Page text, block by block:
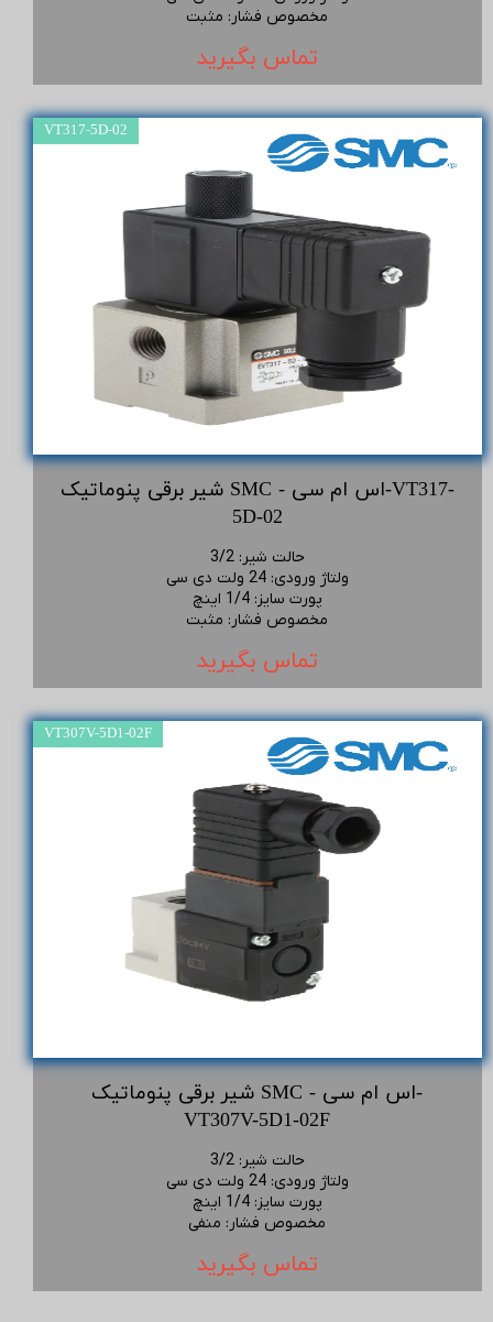
مخصوص فشار: مثبت
تماس بگیرید
شیر برقی پنوماتیک SMC - اس ام سی-VT317-
5D-02
حالت شیر:
3/2
ولتاژ ورودی:24 ولت دی سی
پورت سایز:1/4 اینچ
مخصوص فشار: مثبت
تماس بگیرید
VT317-5D-02
شیر برقی پنوماتیک SMC - اس ام سی-
VT307V-5D1-02F
حالت شیر:
3/2
ولتاژ ورودی:24 ولت دی سی
پورت سایز:1/4 اینچ
مخصوص فشار: منفی
تماس بگیرید
VT307V-5D1-02F